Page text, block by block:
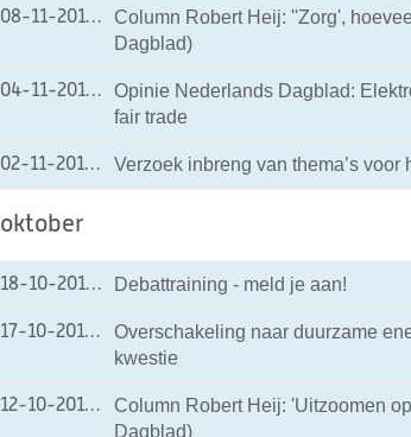
08-11-201108-11-2011 17:19
Column Robert Heij: ''Zorg',
Dagblad)
04-11-201104-11-2011 14:00
Opinie Nederlands Dagblad:
fair trade
02-11-201102-11-2011 20:01
Verzoek inbreng van thema’s voor
oktober
18-10-201118-10-2011 20:44
Debattraining - meld je aan!
17-10-201117-10-2011 18:08
Overschakeling naar duurzame
kwestie
12-10-201112-10-2011 10:49
Column Robert Heij: 'Uitzoomen
Dagblad)